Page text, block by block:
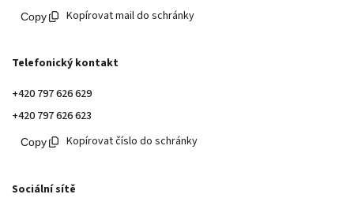
Kopírovat mail do schránky
Telefonický kontakt
+420 797 626 629
+420 797 626 623
Kopírovat číslo do schránky
Sociální sítě